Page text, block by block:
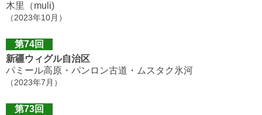
木里（muli)
（2023年10月）
第74回
新疆ウィグル自治区
パミール高原・パンロン古道・ムスタク氷河
（2023年7月）
第73回